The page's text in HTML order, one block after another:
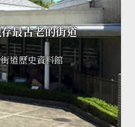
最古老的街道
道歷史資料館